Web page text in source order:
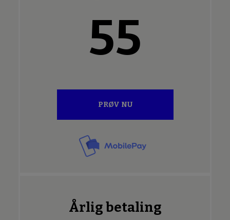
55
PRØV NU
Årlig betaling